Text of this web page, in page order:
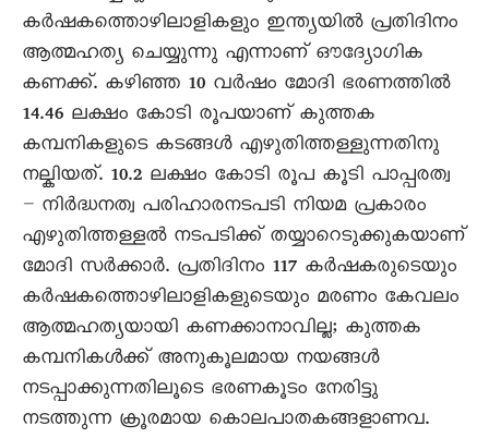
കർഷകത്തൊഴിലാളികളും ഇന്ത്യയിൽ പ്രതിദിനം
ആത്മഹത്യ ചെയ്യുന്നു എന്നാണ് ഔദ്യോഗിക
കണക്ക്. കഴിഞ്ഞ 10 വർഷം മോദി ഭരണത്തിൽ
14.46 ലക്ഷം കോടി രൂപയാണ് കുത്തക
കമ്പനികളുടെ കടങ്ങൾ എഴുതിത്തള്ളുന്നതിനു
നല്കിയത്. 10.2 ലക്ഷം കോടി രൂപ കൂടി പാപ്പരത്വ
– നിർദ്ധനത്വ പരിഹാരനടപടി നിയമ പ്രകാരം
എഴുതിത്തള്ളൽ നടപടിക്ക് തയ്യാറെടുക്കുകയാണ്
മോദി സർക്കാർ. പ്രതിദിനം 117 കർഷകരുടെയും
കർഷകത്തൊഴിലാളികളുടെയും മരണം കേവലം
ആത്മഹത്യയായി കണക്കാനാവില്ല; കുത്തക
കമ്പനികൾക്ക് അനുകൂലമായ നയങ്ങൾ
നടപ്പാക്കുന്നതിലൂടെ ഭരണകൂടം നേരിട്ടു
നടത്തുന്ന ക്രൂരമായ കൊലപാതകങ്ങളാണവ.